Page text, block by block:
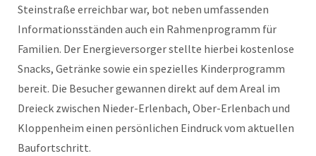
Steinstraße erreichbar war, bot neben umfassenden
Informationsständen auch ein Rahmenprogramm für
Familien. Der Energieversorger stellte hierbei kostenlose
Snacks, Getränke sowie ein spezielles Kinderprogramm
bereit. Die Besucher gewannen direkt auf dem Areal im
Dreieck zwischen Nieder-Erlenbach, Ober-Erlenbach und
Kloppenheim einen persönlichen Eindruck vom aktuellen
Baufortschritt.